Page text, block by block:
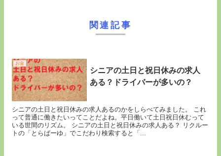
関連記事
お金
シニアの土日と祝日休みの求人
ある？ドライバーが多いの？
シニアの土日と祝日休みの求人あるのかをしらべてみました。 これ
って普通に働きたいってことだよね。平日働いて土日祝日休むって
いる世間のリズム。 シニアの土日と祝日休みの求人ある？ リクルー
トの「とらばーゆ」でこだわり検索すると「...